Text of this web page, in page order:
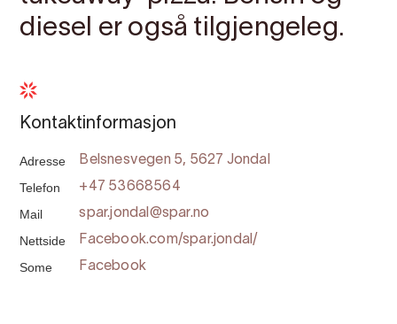
diesel er også tilgjengeleg.
Kontaktinformasjon
Adresse Belsnesvegen 5, 5627 Jondal
Telefon +47 53668564
Mail spar.jondal@spar.no
Nettside Facebook.com/spar.jondal/
Some Facebook